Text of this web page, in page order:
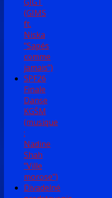
(GIMS
ft.
Niska
"Sapés
comme
jamais")
SPF26
Finale
Danse
KGŠM
(musique
:
Nadine
Shah
"Ville
morose")
Divadelné